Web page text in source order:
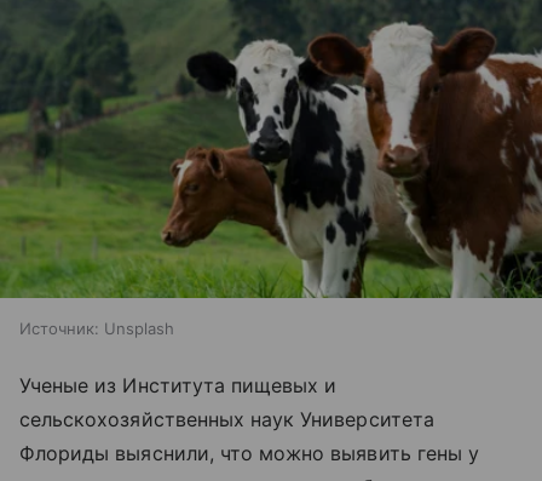
Источник: Unsplash
Ученые из Института пищевых и
сельскохозяйственных наук Университета
Флориды выяснили, что можно выявить гены у